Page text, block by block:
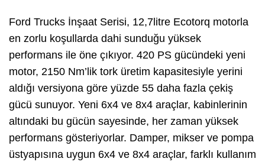
Ford Trucks İnşaat Serisi, 12,7litre Ecotorq motorla
en zorlu koşullarda dahi sunduğu yüksek
performans ile öne çıkıyor. 420 PS gücündeki yeni
motor, 2150 Nm’lik tork üretim kapasitesiyle yerini
aldığı versiyona göre yüzde 55 daha fazla çekiş
gücü sunuyor. Yeni 6x4 ve 8x4 araçlar, kabinlerinin
altındaki bu gücün sayesinde, her zaman yüksek
performans gösteriyorlar. Damper, mikser ve pompa
üstyapısına uygun 6x4 ve 8x4 araçlar, farklı kullanım